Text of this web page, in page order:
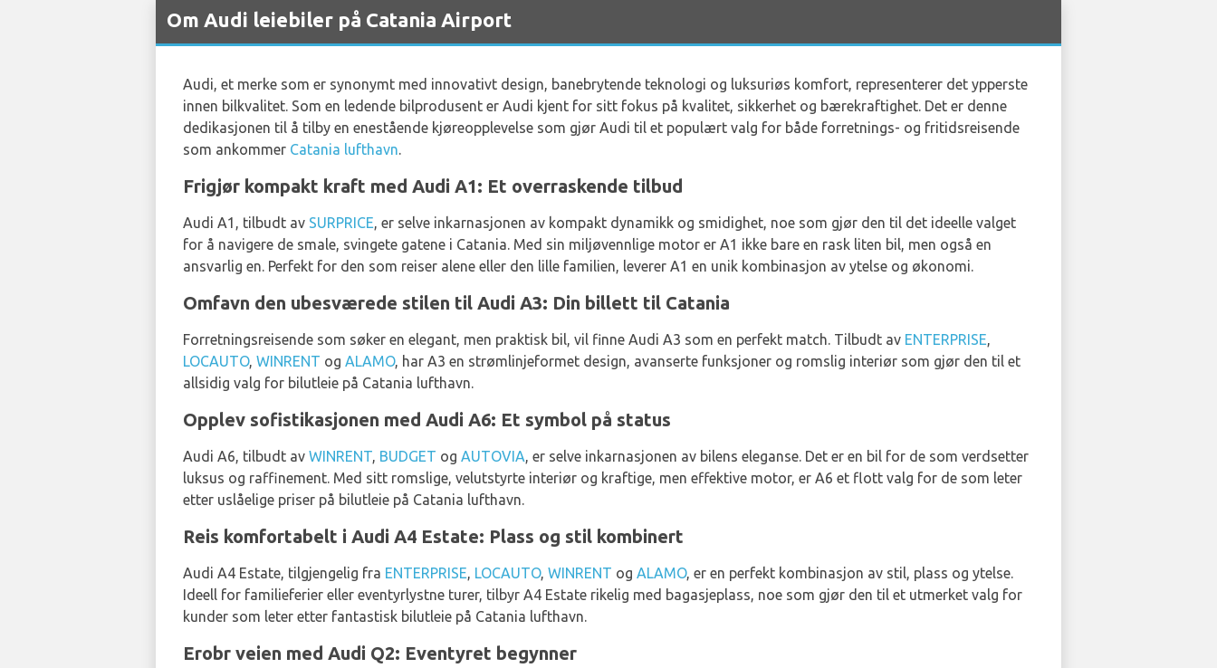
Om Audi leiebiler på Catania Airport
Audi, et merke som er synonymt med innovativt design, banebrytende teknologi og luksuriøs komfort, representerer det ypperste
innen bilkvalitet. Som en ledende bilprodusent er Audi kjent for sitt fokus på kvalitet, sikkerhet og bærekraftighet. Det er denne
dedikasjonen til å tilby en enestående kjøreopplevelse som gjør Audi til et populært valg for både forretnings- og fritidsreisende
som ankommer Catania lufthavn.
Frigjør kompakt kraft med Audi A1: Et overraskende tilbud
Audi A1, tilbudt av SURPRICE, er selve inkarnasjonen av kompakt dynamikk og smidighet, noe som gjør den til det ideelle valget
for å navigere de smale, svingete gatene i Catania. Med sin miljøvennlige motor er A1 ikke bare en rask liten bil, men også en
ansvarlig en. Perfekt for den som reiser alene eller den lille familien, leverer A1 en unik kombinasjon av ytelse og økonomi.
Omfavn den ubesværede stilen til Audi A3: Din billett til Catania
Forretningsreisende som søker en elegant, men praktisk bil, vil finne Audi A3 som en perfekt match. Tilbudt av ENTERPRISE,
LOCAUTO, WINRENT og ALAMO, har A3 en strømlinjeformet design, avanserte funksjoner og romslig interiør som gjør den til et
allsidig valg for bilutleie på Catania lufthavn.
Opplev sofistikasjonen med Audi A6: Et symbol på status
Audi A6, tilbudt av WINRENT, BUDGET og AUTOVIA, er selve inkarnasjonen av bilens eleganse. Det er en bil for de som verdsetter
luksus og raffinement. Med sitt romslige, velutstyrte interiør og kraftige, men effektive motor, er A6 et flott valg for de som leter
etter uslåelige priser på bilutleie på Catania lufthavn.
Reis komfortabelt i Audi A4 Estate: Plass og stil kombinert
Audi A4 Estate, tilgjengelig fra ENTERPRISE, LOCAUTO, WINRENT og ALAMO, er en perfekt kombinasjon av stil, plass og ytelse.
Ideell for familieferier eller eventyrlystne turer, tilbyr A4 Estate rikelig med bagasjeplass, noe som gjør den til et utmerket valg for
kunder som leter etter fantastisk bilutleie på Catania lufthavn.
Erobr veien med Audi Q2: Eventyret begynner